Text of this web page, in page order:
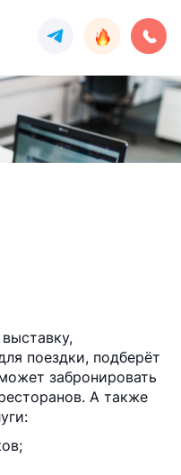
поездки, подберёт
забронировать
А также